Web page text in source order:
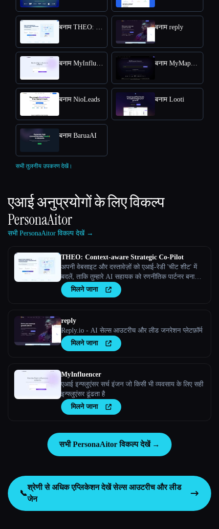
बनाम THEO: Context-aware Strategic Co-Pilot बनाम reply
बनाम MyInfluencer बनाम MyMap.AI Swot Analysis Generator
बनाम NioLeads बनाम Looti
बनाम BaruaAI
सभी तुलनीय उपकरण देखें।
एआई अनुप्रयोगों के लिए विकल्प
PersonaAitor
सभी PersonaAitor विकल्प देखें →
THEO: Context-aware Strategic Co-Pilot
अपनी वेबसाइट और दस्तावेज़ों को एआई-रेडी 'चीट शीट' में
बदलें, ताकि तुम्हारे AI सहायक को रणनीतिक पार्टनर बनाया
जा सकेमिलने जाना
reply
Reply.io - AI सेल्स आउटरीच और लीड जनरेशन प्लेटफ़ॉर्म
मिलने जाना
MyInfluencer
एआई इन्फ्लुएंसर सर्च इंजन जो किसी भी व्यवसाय के लिए सही
इन्फ्लुएंसर ढूंढता है
मिलने जाना
सभी PersonaAitor विकल्प देखें →
📞
श्रेणी से अधिक एप्लिकेशन देखेंसेल्स आउटरीच और लीड
जेन